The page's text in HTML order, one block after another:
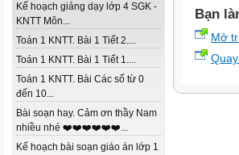
Kế hoạch giảng dạy lớp 4 SGK -
KNTT Môn...
Toán 1 KNTT. Bài 1 Tiết 2....
Toán 1 KNTT. Bài 1 Tiết 1....
Toán 1 KNTT. Bài Các số từ 0
đến 10...
Bài soạn hay. Cảm ơn thầy Nam
nhiều nhé ❤️❤️❤️❤️❤️❤️...
Kế hoạch bài soạn giáo án lớp 1
Bạn
Mở